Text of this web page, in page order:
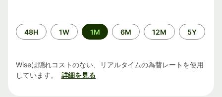
期
間
48H 1W 1M 6M 12M 5Y
Wiseは隠れコストのない、リアルタイムの為替レートを使用
しています。
詳細を見る